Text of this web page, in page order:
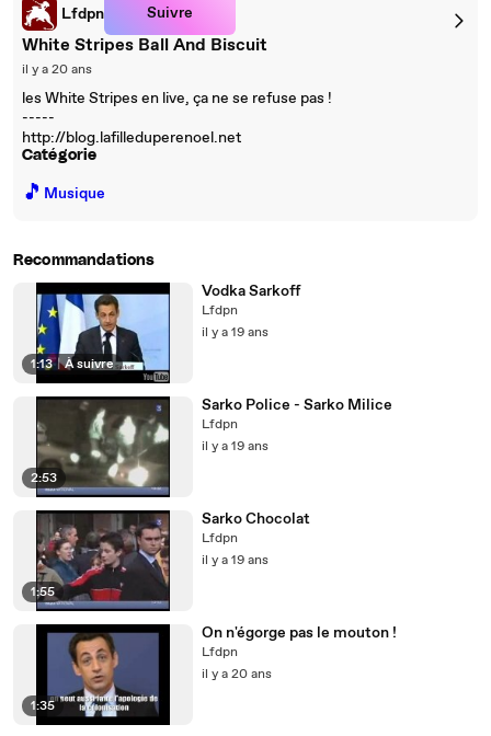
Lfdpn Suivre
White Stripes Ball And Biscuit
il y a 20 ans
les White Stripes en live, ça ne se refuse pas !
-----
http://blog.lafilleduperenoel.net
Catégorie
🎵 Musique
Recommandations
1:13 | À suivre
Vodka Sarkoff
Lfdpn
il y a 19 ans
2:53
Sarko Police - Sarko Milice
Lfdpn
il y a 19 ans
1:55
Sarko Chocolat
Lfdpn
il y a 19 ans
1:35
On n'égorge pas le mouton !
Lfdpn
il y a 20 ans